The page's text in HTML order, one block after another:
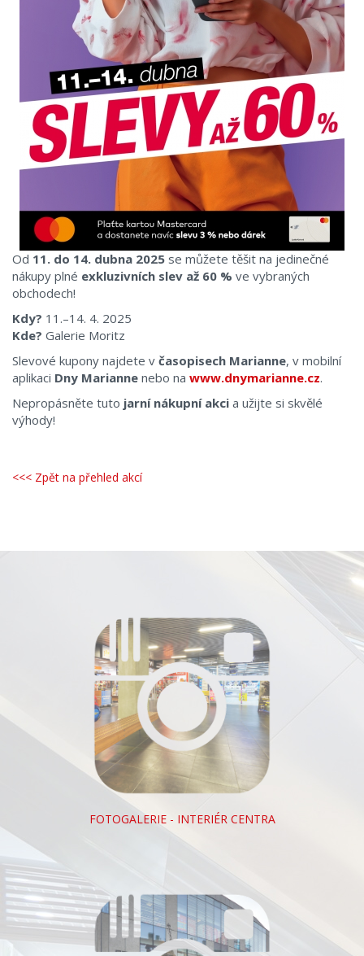
Od 11. do 14. dubna 2025 se můžete těšit na jedinečné
nákupy plné exkluzivních slev až 60 % ve vybraných
obchodech!
Kdy? 11.–14. 4. 2025
Kde? Galerie Moritz
Slevové kupony najdete v časopisech Marianne, v mobilní
aplikaci Dny Marianne nebo na www.dnymarianne.cz.
Nepropásněte tuto jarní nákupní akci a užijte si skvělé
výhody!
<<< Zpět na přehled akcí
FOTOGALERIE - INTERIÉR CENTRA